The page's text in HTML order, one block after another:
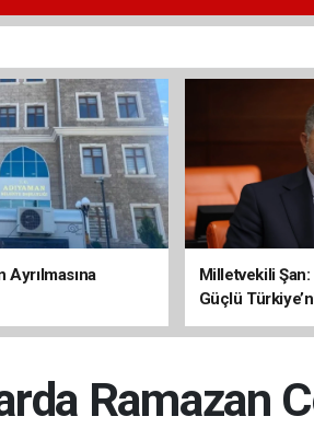
Ayrılmasına
Milletvekili
Güçlü
Ramazan